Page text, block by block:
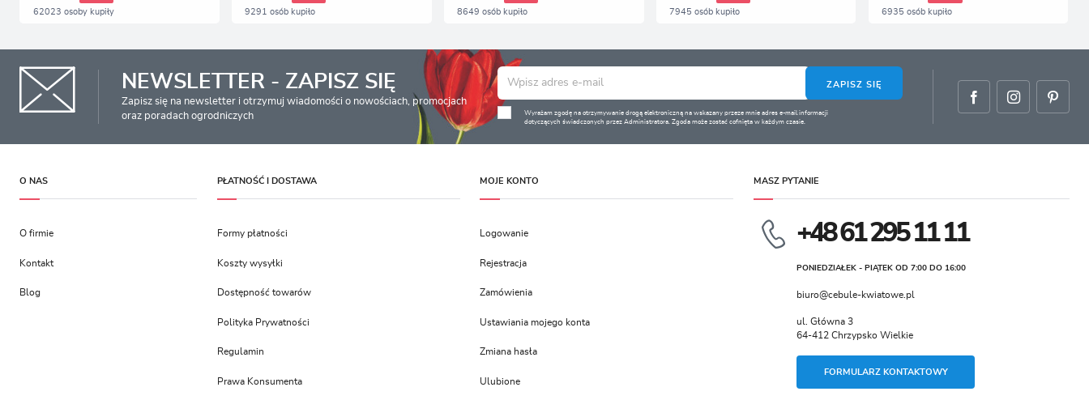
62023 osoby kupiły 9291 osób kupiło 8649 osób kupiło 7945 osób kupiło 6935 osób kupiło
NEWSLETTER - ZAPISZ SIĘ
Zapisz się na newsletter i otrzymuj wiadomości o nowościach, promocjach
oraz poradach ogrodniczych
ZAPISZ SIĘ
Wyrażam zgodę na otrzymywanie drogą elektroniczną na wskazany przeze mnie adres e-mail informacji
dotyczących świadczonych przez Administratora. Zgoda może zostać cofnięta w każdym czasie.
O NAS
O firmie
Kontakt
Blog
PŁATNOŚĆ I DOSTAWA
Formy płatności
Koszty wysyłki
Dostępność towarów
Polityka Prywatności
Regulamin
Prawa Konsumenta
MOJE KONTO
Logowanie
Rejestracja
Zamówienia
Ustawiania mojego konta
Zmiana hasła
Ulubione
MASZ PYTANIE
+48 61 295 11 11
PONIEDZIAŁEK - PIĄTEK OD 7:00 DO 16:00
biuro@cebule-kwiatowe.pl
ul. Główna 3
64-412 Chrzypsko Wielkie
FORMULARZ KONTAKTOWY